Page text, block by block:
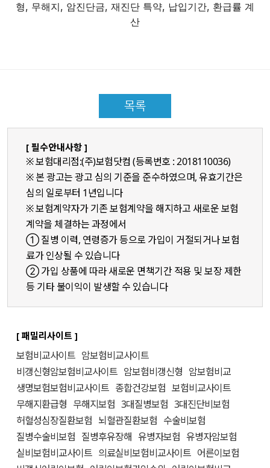
형, 무해지, 암진단금, 재진단 특약, 납입기간, 환급률 계
산
목록
[ 필수안내사항 ]
※ 보험대리점:(주)보험닷컴 (등록번호 : 2018110036)
※ 본 광고는 광고 심의 기준을 준수하였으며, 유효기간은
심의 일로부터 1년입니다
※ 보험계약자가 기존 보험계약을 해지하고 새로운 보험
계약을 체결하는 과정에서
① 질병 이력, 연령증가 등으로 가입이 거절되거나 보험
료가 인상될 수 있습니다
② 가입 상품에 따라 새로운 면책기간 적용 및 보장 제한
등 기타 불이익이 발생할 수 있습니다
[ 패밀리사이트 ]
보험비교사이트 암보험비교사이트
비갱신형암보험비교사이트 암보험비갱신형 암보험비교
생명보험보험비교사이트 종합건강보험 보험비교사이트
무해지환급형 무해지보험 3대질병보험 3대진단비보험
허혈성심장질환보험 뇌혈관질환보험 수술비보험
질병수술비보험 질병후유장해 유병자보험 유병자암보험
실비보험비교사이트 의료실비보험비교사이트 어른이보험